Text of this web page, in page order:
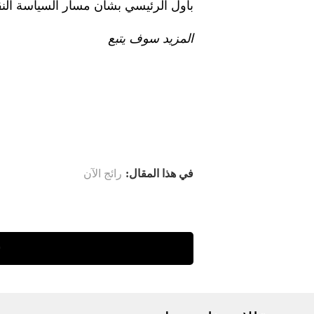
باول الرئيسي بشأن مسار السياسة
المزيد سوف يتبع
في هذا المقال: رائج الآن